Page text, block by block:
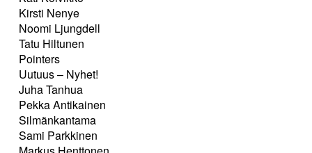
Kirsti Nenye
Noomi Ljungdell
Tatu Hiltunen
Pointers
Uutuus – Nyhet!
Juha Tanhua
Pekka Antikainen
Silmänkantama
Sami Parkkinen